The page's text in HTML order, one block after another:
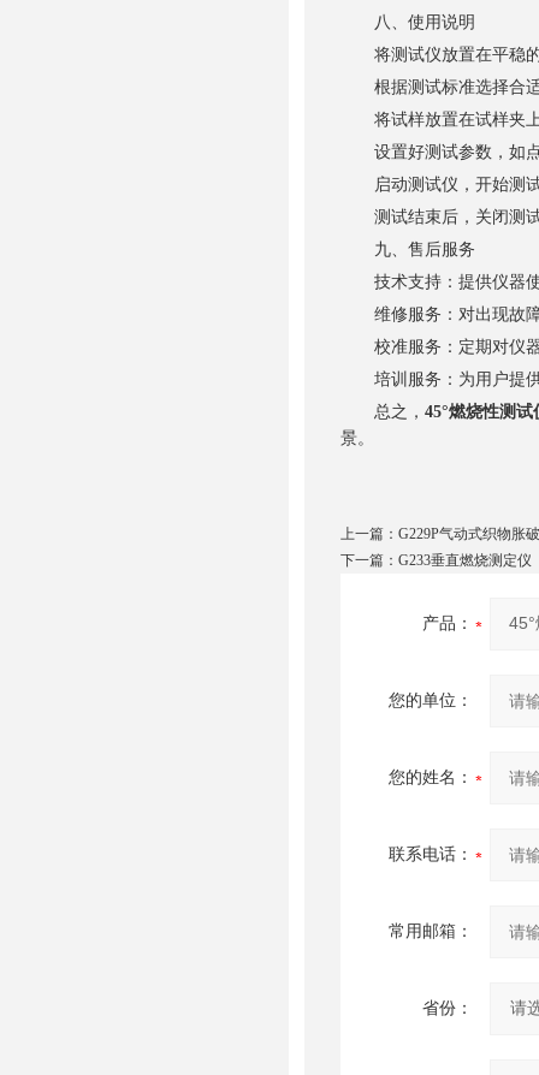
八、使用说明
将测试仪放置在平稳的
根据测试标准选择合适
将试样放置在试样夹上
设置好测试参数，如点
启动测试仪，开始测试
测试结束后，关闭测试
九、售后服务
技术支持：提供仪器使
维修服务：对出现故障
校准服务：定期对仪器
培训服务：为用户提供
总之， 45°燃烧性测试
景。
上一篇： G229P气动式织物胀
下一篇： G233垂直燃烧测定仪
产品：
您的单位：
您的姓名：
联系电话：
常用邮箱：
省份：